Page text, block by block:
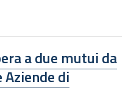
a due mutui da
di